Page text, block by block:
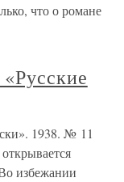
что о романе
1938. № 11
избежании